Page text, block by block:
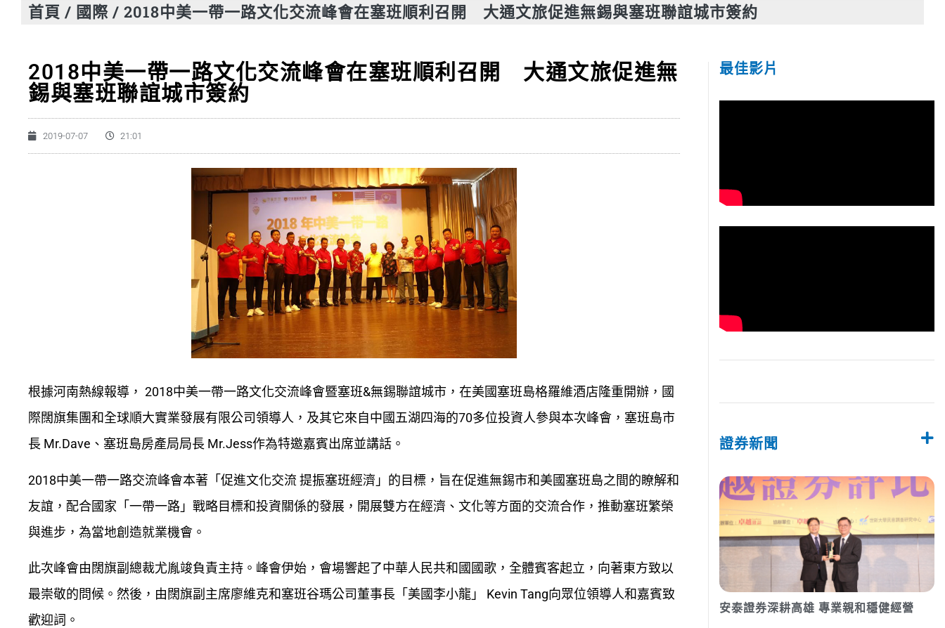
首頁 / 國際 / 2018中美一帶一路文化交流峰會在塞班順利召開 大通文旅促進無錫與塞班聯誼城市簽約
2018中美一帶一路文化交流峰會在塞班順利召開 大通文旅促進無
錫與塞班聯誼城市簽約
2019-07-07 21:01
根據河南熱線報導， 2018中美一帶一路文化交流峰會暨塞班&無錫聯誼城市，在美國塞班島格羅維酒店隆重開辦，國
際闊旗集團和全球順大實業發展有限公司領導人，及其它來自中國五湖四海的70多位投資人參與本次峰會，塞班島市
長 Mr.Dave、塞班島房產局局長 Mr.Jess作為特邀嘉賓出席並講話。
2018中美一帶一路交流峰會本著「促進文化交流 提振塞班經濟」的目標，旨在促進無錫市和美國塞班島之間的瞭解和
友誼，配合國家「一帶一路」戰略目標和投資關係的發展，開展雙方在經濟、文化等方面的交流合作，推動塞班繁榮
與進步，為當地創造就業機會。
此次峰會由闊旗副總裁尤胤竣負責主持。峰會伊始，會場響起了中華人民共和國國歌，全體賓客起立，向著東方致以
最崇敬的問候。然後，由闊旗副主席廖維克和塞班谷瑪公司董事長「美國李小龍」 Kevin Tang向眾位領導人和嘉賓致
歡迎詞。
最佳影片
證券新聞
安泰證券深耕高雄 專業親和穩健經營